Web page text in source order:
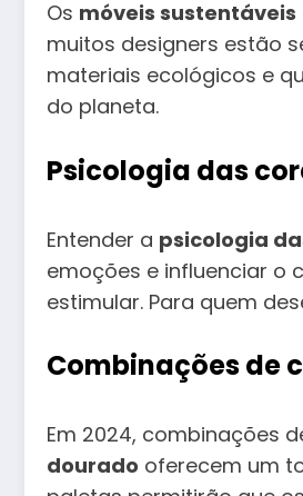
Os móveis sustentáveis
muitos designers estão
materiais ecológicos e
do planeta.
Psicologia das
Entender a psicologia
emoções e influenciar o
estimular. Para quem
Combinações de
Em 2024, combinações
dourado oferecem um